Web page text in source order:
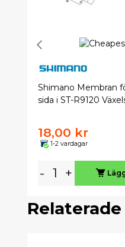
Shimano Membran
sida i ST-R9120
18,00 kr
1-2 vardagar
- +